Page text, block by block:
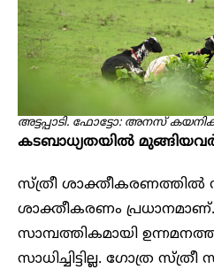
അട്ടപ്പാടി. ഫോട്ടോ: അനസ്
കടബാധ്യതയിൽ
സ്ത്രീ ശാക്തീകരണത്തിൽ
ശാക്തീകരണം
സാമ്പത്തികമായി
സാധിച്ചിട്ടില്ല. ഗോത്ര